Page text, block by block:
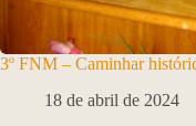
3º FNM – Caminhar
18 de abril de 2024